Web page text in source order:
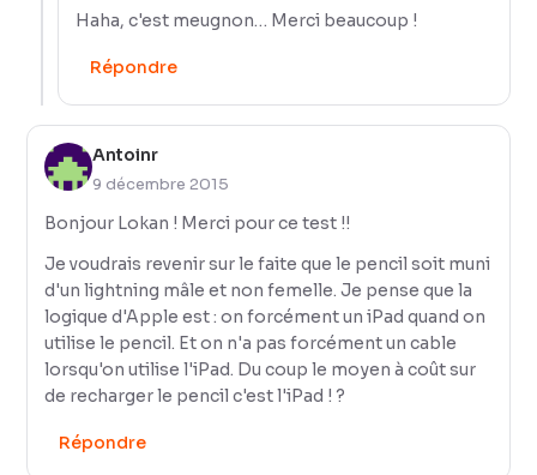
Haha, c'est meugnon… Merci beaucoup !
Répondre
Antoinr
9 décembre 2015
Bonjour Lokan ! Merci pour ce test !!
Je voudrais revenir sur le faite que le pencil soit muni
d'un lightning mâle et non femelle. Je pense que la
logique d'Apple est : on forcément un iPad quand on
utilise le pencil. Et on n'a pas forcément un cable
lorsqu'on utilise l'iPad. Du coup le moyen à coût sur
de recharger le pencil c'est l'iPad ! ?
Répondre